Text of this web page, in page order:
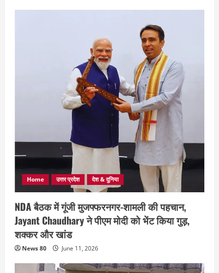
Home उत्तर प्रदेश देश & दुनिया
NDA बैठक में गूंजी मुजफ्फरनगर-शामली की पहचान,
Jayant Chaudhary ने पीएम मोदी को भेंट किया गुड़,
शक्कर और खांड
News 80 June 11, 2026